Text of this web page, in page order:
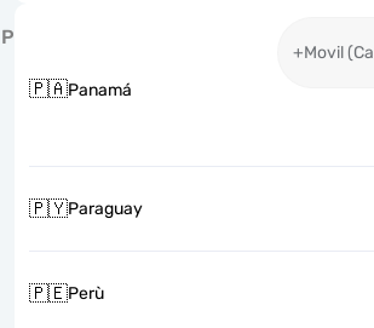
P
🇵🇦Panamá
+Movil
🇵🇾Paraguay
🇵🇪Perù